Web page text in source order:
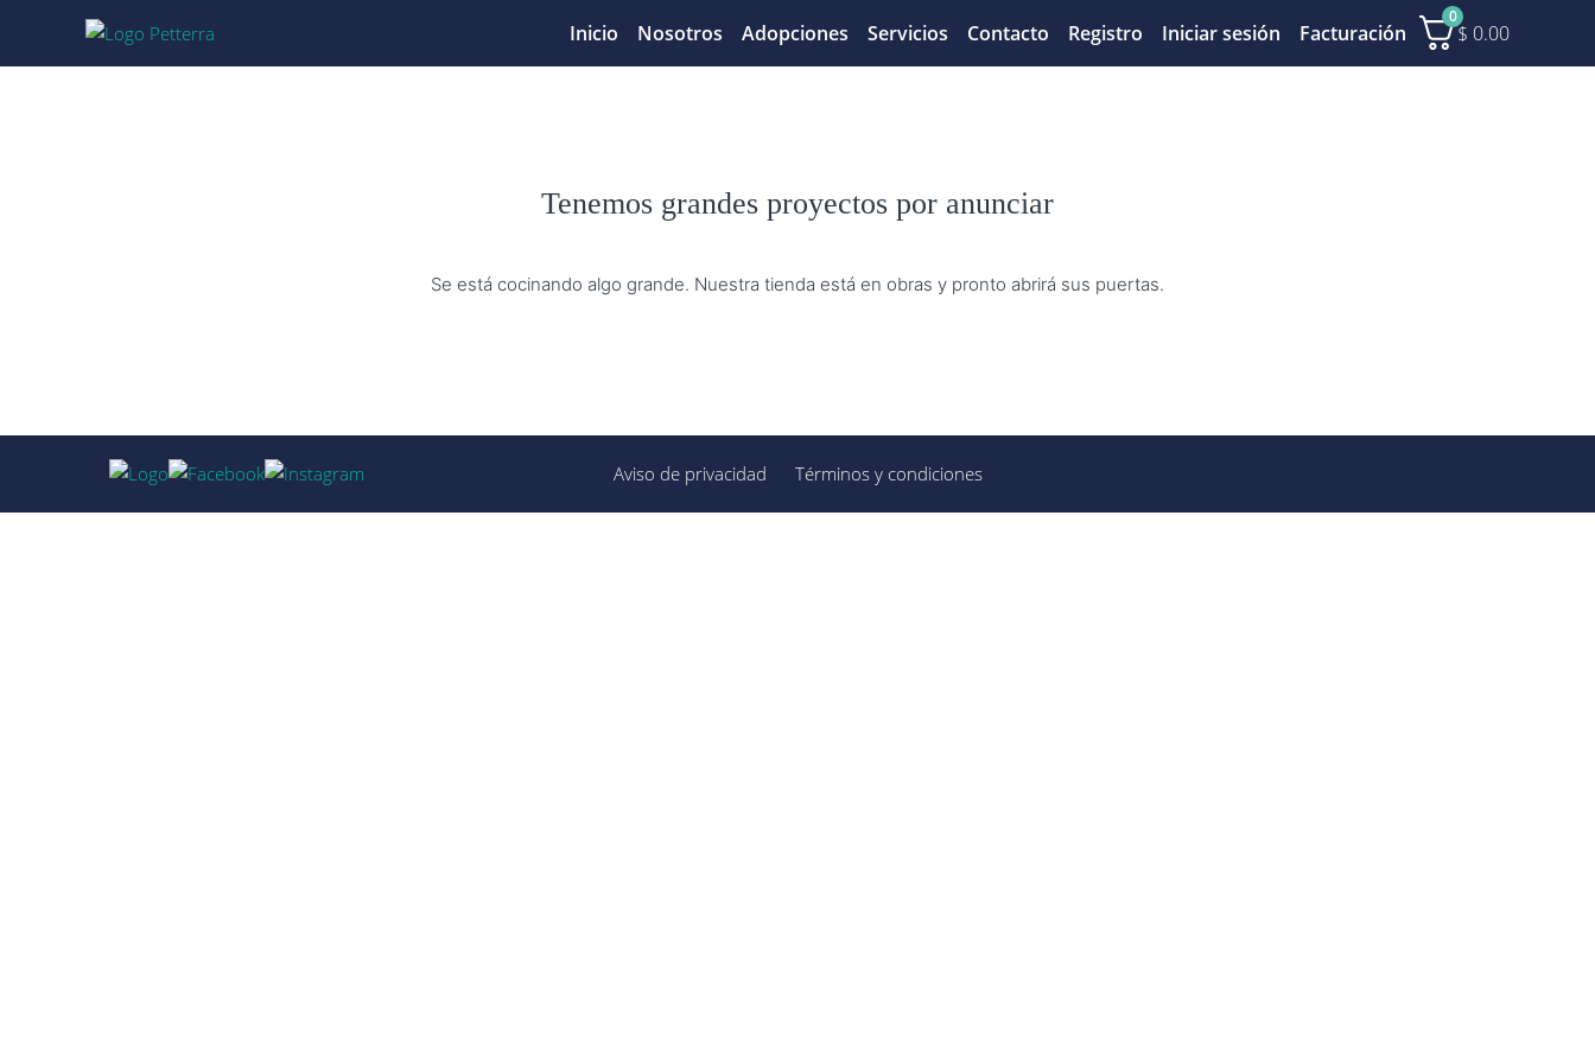
Inicio Nosotros Adopciones Servicios Contacto Registro Iniciar sesión Facturación
0
$ 0.00
Tenemos grandes proyectos por anunciar
Se está cocinando algo grande. Nuestra tienda está en obras y pronto abrirá sus puertas.
Aviso de privacidad Términos y condiciones